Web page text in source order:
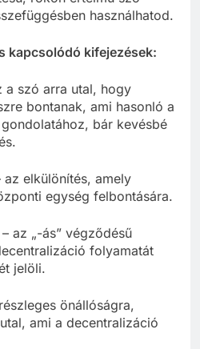
használhatod.
kapcsolódó kifejezések:
a szó arra utal, hogy
bontanak, ami hasonló a
bár kevésbé
az elkülönítés, amely
egység felbontására.
– az „-ás” végződésű
folyamatát
jelöli.
önállóságra,
ami a decentralizáció